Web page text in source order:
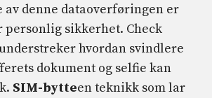
av denne dataoverføringen er
sikkerhet. Check
hvordan svindlere
dokument og selfie kan
SIM-bytteen teknikk som lar